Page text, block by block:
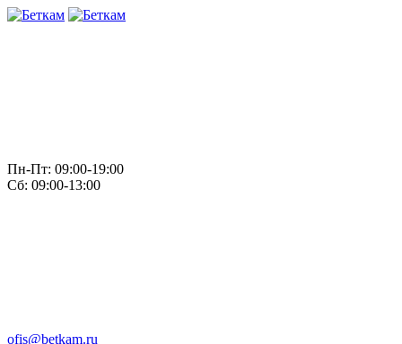
Пн-Пт: 09:00-19:00
Сб: 09:00-13:00
ofis@betkam.ru